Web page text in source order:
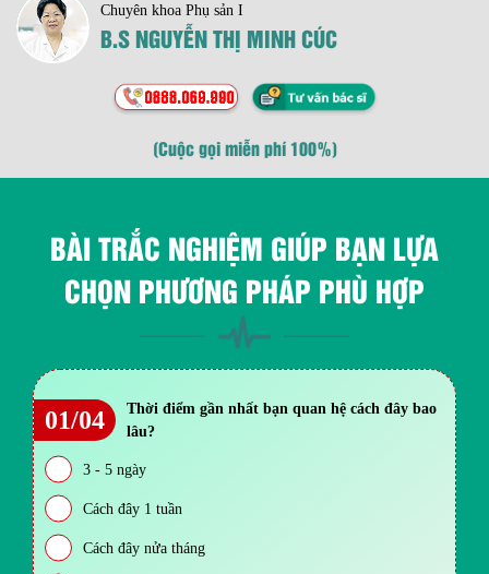
Chuyên khoa Phụ sản I
B.S NGUYỄN THỊ MINH CÚC
(Cuộc gọi miễn phí 100%)
BÀI TRẮC NGHIỆM GIÚP BẠN LỰA
CHỌN PHƯƠNG PHÁP PHÙ HỢP
01/04
Thời điểm gần nhất bạn quan hệ cách đây bao
lâu?
3 - 5 ngày
Cách đây 1 tuần
Cách đây nửa tháng